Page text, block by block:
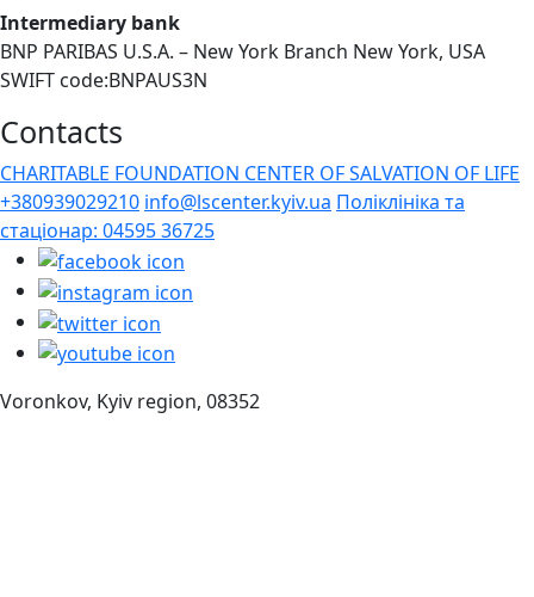
Intermediary bank
BNP PARIBAS U.S.A. – New York Branch New York, USA
SWIFT code:BNPAUS3N
Contacts
CHARITABLE FOUNDATION CENTER OF SALVATION OF LIFE
+380939029210 info@lscenter.kyiv.ua Поліклініка та
стаціонар: 04595 36725
Voronkov, Kyiv region, 08352